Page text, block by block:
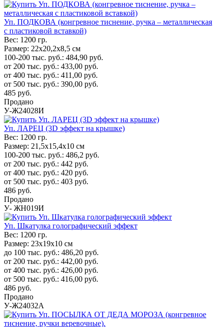
Уп. ПОДКОВА (конгревное тиснение, ручка – металлическая
с пластиковой вставкой)
Вес: 1200 гр.
Размер: 22х20,2х8,5 см
100-200 тыс. руб.: 484,90 руб.
от 200 тыс. руб.: 433,00 руб.
от 400 тыс. руб.: 411,00 руб.
от 500 тыс. руб.: 390,00 руб.
485 руб.
Продано
У-Ж24028И
Уп. ЛАРЕЦ (3D эффект на крышке)
Вес: 1200 гр.
Размер: 21,5х15,4х10 см
100-200 тыс. руб.: 486,2 руб.
от 200 тыс. руб.: 442 руб.
от 400 тыс. руб.: 420 руб.
от 500 тыс. руб.: 403 руб.
486 руб.
Продано
У- ЖН019И
Уп. Шкатулка голографический эффект
Вес: 1200 гр.
Размер: 23х19х10 см
до 100 тыс. руб.: 486,20 руб.
от 200 тыс. руб.: 442,00 руб.
от 400 тыс. руб.: 426,00 руб.
от 500 тыс. руб.: 416,00 руб.
486 руб.
Продано
У-Ж24032А